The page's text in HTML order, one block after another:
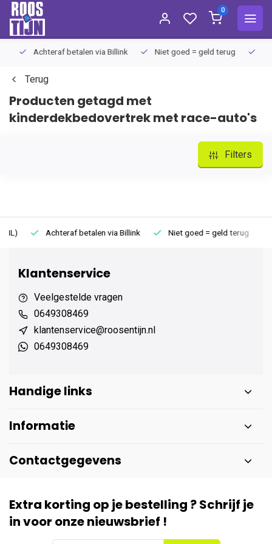
0
Achteraf betalen via Billink Niet goed = geld terug
Terug
Producten getagd met
kinderdekbedovertrek met race-auto's
Filters
Achteraf betalen via Billink Niet goed = geld terug
Klantenservice
Veelgestelde vragen
0649308469
klantenservice@roosentijn.nl
0649308469
Handige links
Informatie
Contactgegevens
Extra korting op je bestelling ? Schrijf je
in voor onze nieuwsbrief !